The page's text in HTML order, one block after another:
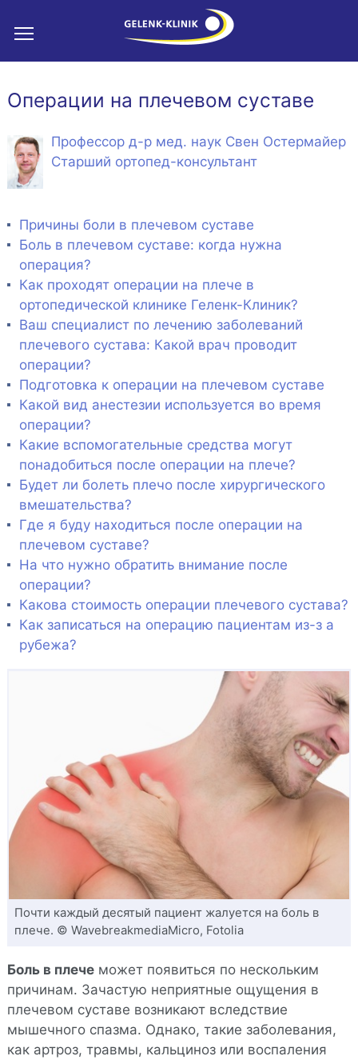
Операции на плечевом суставе
Профессор д-р мед. наук Свен Остермайер
Старший ортопед-консультант
Причины боли в плечевом суставе
Боль в плечевом суставе: когда нужна
операция?
Как проходят операции на плече в
ортопедической клинике Геленк-Клиник?
Ваш специалист по лечению заболеваний
плечевого сустава: Какой врач проводит
операции?
Подготовка к операции на плечевом суставе
Какой вид анестезии используется во время
операции?
Какие вспомогательные средства могут
понадобиться после операции на плече?
Будет ли болеть плечо после хирургического
вмешательства?
Где я буду находиться после операции на
плечевом суставе?
На что нужно обратить внимание после
операции?
Какова стоимость операции плечевого сустава?
Как записаться на операцию пациентам из-з а
рубежа?
Почти каждый десятый пациент жалуется на боль в
плече. © WavebreakmediaMicro, Fotolia
Боль в плечеможет появиться по нескольким
причинам. Зачастую неприятные ощущения в
плечевом суставе возникают вследствие
мышечного спазма. Однако, такие заболевания,
как артроз, травмы, кальциноз или воспаления